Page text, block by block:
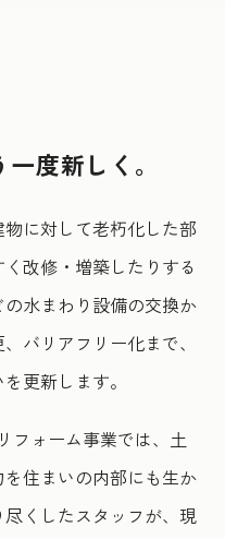
度新しく。
に対して老朽化した部
改修・増築したりする
水まわり設備の交換か
バリアフリー化まで、
更新します。
フォーム事業では、土
住まいの内部にも生か
くしたスタッフが、現